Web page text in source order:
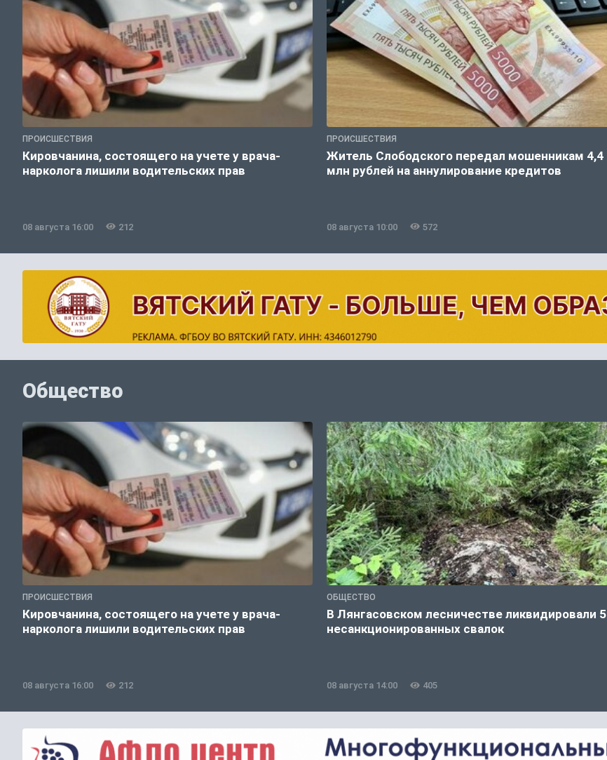
ПРОИСШЕСТВИЯ
Кировчанина, состоящего на учете у врача-
нарколога лишили водительских прав
08 августа 16:00 212
ПРОИСШЕСТВИЯ
Житель Слободского передал мошенникам 4,4
млн рублей на аннулирование кредитов
08 августа 10:00 572
Общество
ПРОИСШЕСТВИЯ
Кировчанина, состоящего на учете у врача-
нарколога лишили водительских прав
08 августа 16:00 212
ОБЩЕСТВО
В Лянгасовском лесничестве ликвидировали 5
несанкционированных свалок
08 августа 14:00 405